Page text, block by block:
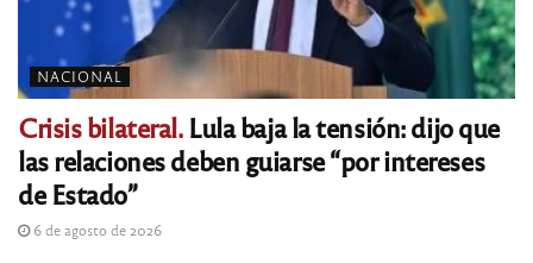
NACIONAL
Crisis bilateral.Lula baja la tensión: dijo que
las relaciones deben guiarse “por intereses
de Estado”
6 de agosto de 2026